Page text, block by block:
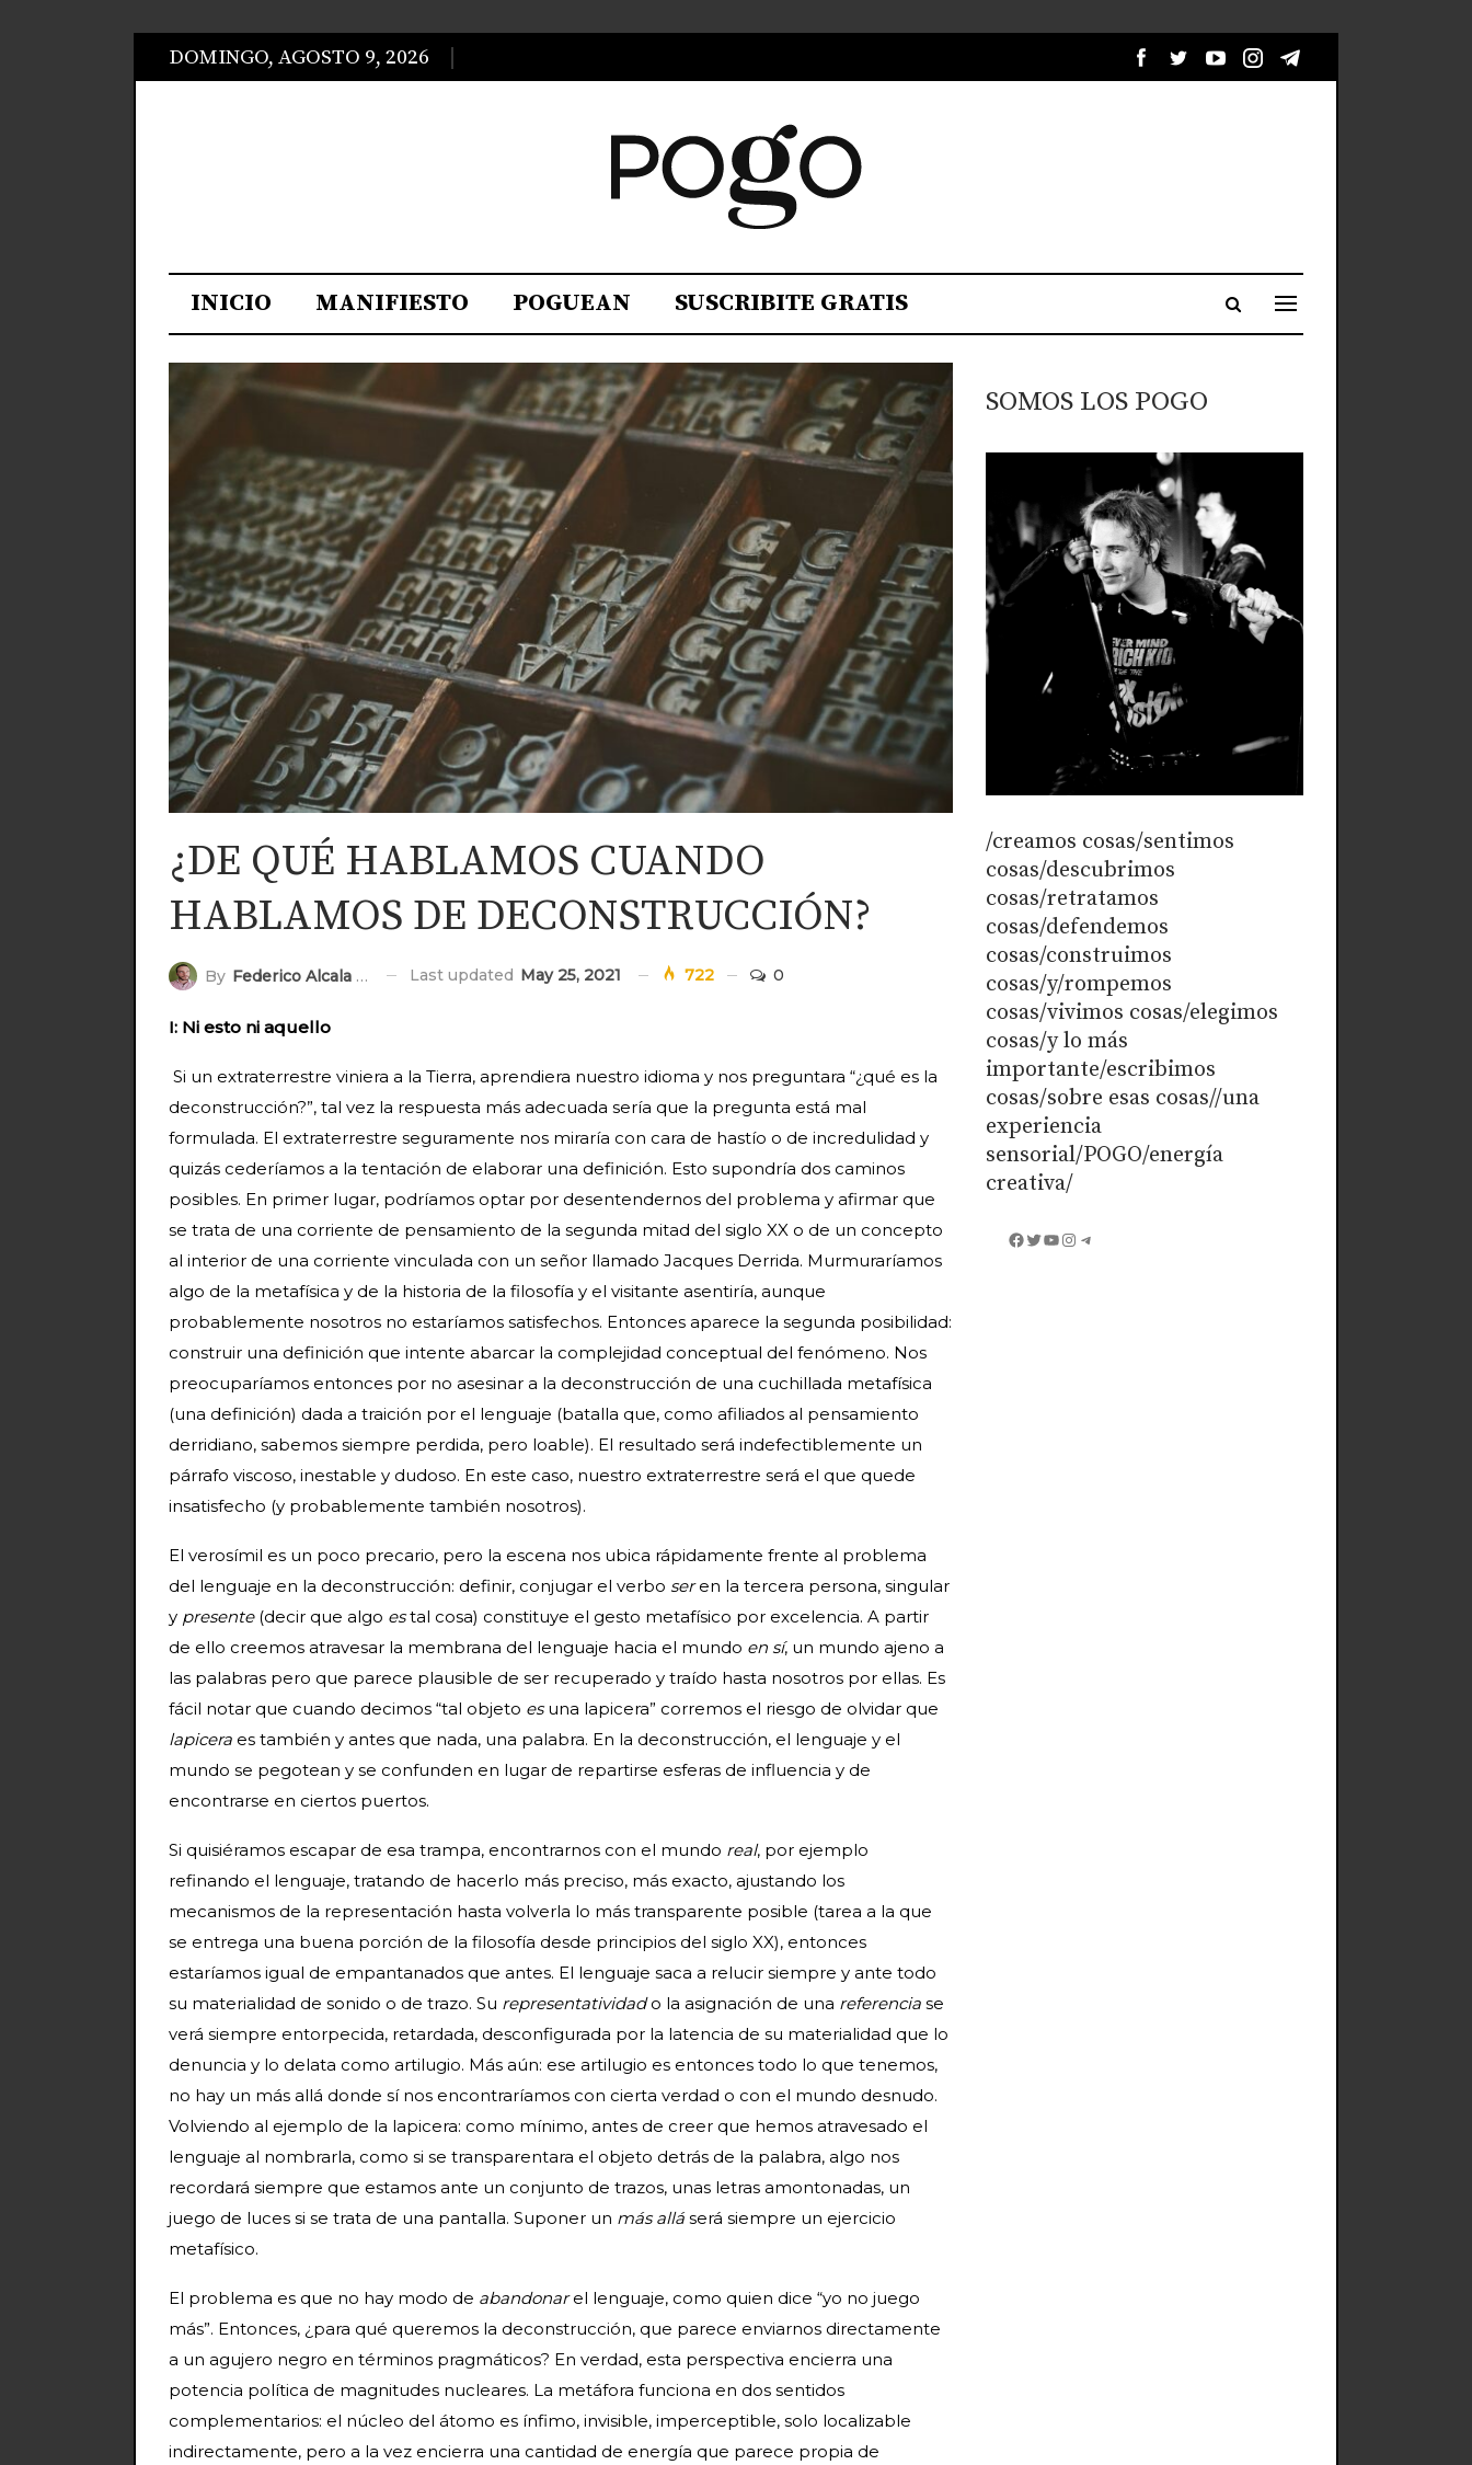
DOMINGO, AGOSTO 9, 2026
INICIO MANIFIESTO POGUEAN SUSCRIBITE GRATIS
¿DE QUÉ HABLAMOS CUANDO
HABLAMOS DE DECONSTRUCCIÓN?
By Federico Alcala Riff Last updated May 25, 2021 722 0
I: Ni esto ni aquello
Si un extraterrestre viniera a la Tierra, aprendiera nuestro idioma y nos preguntara “¿qué es la
deconstrucción?”, tal vez la respuesta más adecuada sería que la pregunta está mal
formulada. El extraterrestre seguramente nos miraría con cara de hastío o de incredulidad y
quizás cederíamos a la tentación de elaborar una definición. Esto supondría dos caminos
posibles. En primer lugar, podríamos optar por desentendernos del problema y afirmar que
se trata de una corriente de pensamiento de la segunda mitad del siglo XX o de un concepto
al interior de una corriente vinculada con un señor llamado Jacques Derrida. Murmuraríamos
algo de la metafísica y de la historia de la filosofía y el visitante asentiría, aunque
probablemente nosotros no estaríamos satisfechos. Entonces aparece la segunda posibilidad:
construir una definición que intente abarcar la complejidad conceptual del fenómeno. Nos
preocuparíamos entonces por no asesinar a la deconstrucción de una cuchillada metafísica
(una definición) dada a traición por el lenguaje (batalla que, como afiliados al pensamiento
derridiano, sabemos siempre perdida, pero loable). El resultado será indefectiblemente un
párrafo viscoso, inestable y dudoso. En este caso, nuestro extraterrestre será el que quede
insatisfecho (y probablemente también nosotros).
El verosímil es un poco precario, pero la escena nos ubica rápidamente frente al problema
del lenguaje en la deconstrucción: definir, conjugar el verbo seren la tercera persona, singular
y presente(decir que algo estal cosa) constituye el gesto metafísico por excelencia. A partir
de ello creemos atravesar la membrana del lenguaje hacia el mundo en sí, un mundo ajeno a
las palabras pero que parece plausible de ser recuperado y traído hasta nosotros por ellas. Es
fácil notar que cuando decimos “tal objeto esuna lapicera” corremos el riesgo de olvidar que
lapicera es también y antes que nada, una palabra. En la deconstrucción, el lenguaje y el
mundo se pegotean y se confunden en lugar de repartirse esferas de influencia y de
encontrarse en ciertos puertos.
Si quisiéramos escapar de esa trampa, encontrarnos con el mundo real, por ejemplo
refinando el lenguaje, tratando de hacerlo más preciso, más exacto, ajustando los
mecanismos de la representación hasta volverla lo más transparente posible (tarea a la que
se entrega una buena porción de la filosofía desde principios del siglo XX), entonces
estaríamos igual de empantanados que antes. El lenguaje saca a relucir siempre y ante todo
su materialidad de sonido o de trazo. Su representatividado la asignación de una referencia se
verá siempre entorpecida, retardada, desconfigurada por la latencia de su materialidad que lo
denuncia y lo delata como artilugio. Más aún: ese artilugio es entonces todo lo que tenemos,
no hay un más allá donde sí nos encontraríamos con cierta verdad o con el mundo desnudo.
Volviendo al ejemplo de la lapicera: como mínimo, antes de creer que hemos atravesado el
lenguaje al nombrarla, como si se transparentara el objeto detrás de la palabra, algo nos
recordará siempre que estamos ante un conjunto de trazos, unas letras amontonadas, un
juego de luces si se trata de una pantalla. Suponer un más allá será siempre un ejercicio
metafísico.
El problema es que no hay modo de abandonarel lenguaje, como quien dice “yo no juego
más”. Entonces, ¿para qué queremos la deconstrucción, que parece enviarnos directamente
a un agujero negro en términos pragmáticos? En verdad, esta perspectiva encierra una
potencia política de magnitudes nucleares. La metáfora funciona en dos sentidos
complementarios: el núcleo del átomo es ínfimo, invisible, imperceptible, solo localizable
indirectamente, pero a la vez encierra una cantidad de energía que parece propia de
SOMOS LOS POGO
/creamos cosas/sentimos
cosas/descubrimos
cosas/retratamos
cosas/defendemos
cosas/construimos
cosas/y/rompemos
cosas/vivimos cosas/elegimos
cosas/y lo más
importante/escribimos
cosas/sobre esas cosas//una
experiencia
sensorial/POGO/energía
creativa/
Facebook
Twitter
YouTube
Instagram
Telegram